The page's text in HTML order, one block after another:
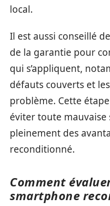
local.
Il est aussi conseillé
de la garantie pour
qui s’appliquent,
défauts couverts et
problème. Cette
éviter toute
pleinement des
reconditionné.
Comment
smartphone